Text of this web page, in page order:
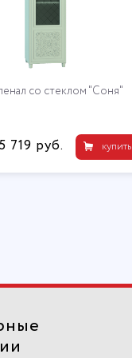
со стеклом "Соня"
купить
719 руб.